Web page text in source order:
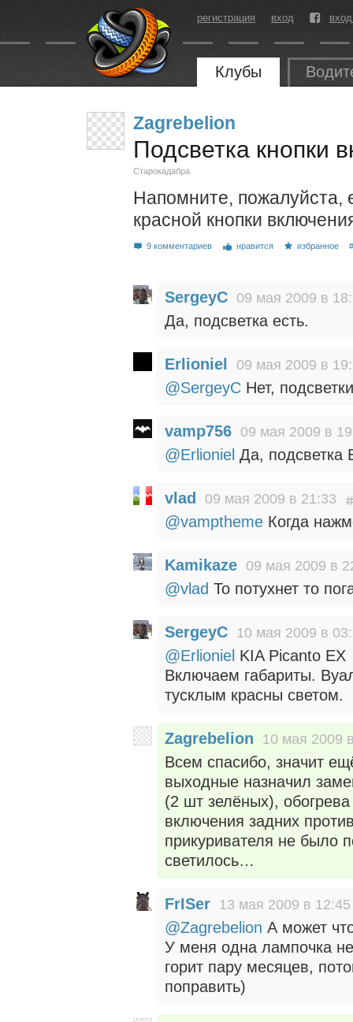
регистрация вход
Клубы
Zagrebelion
Подсветка кнопки
Старокадабра
Напомните, пожалуйста,
красной кнопки
9 комментариев нравится избранное
SergeyC 09 мая 2009 в
Да, подсветка есть.
Erlioniel 09 мая 2009 в
@SergeyC Нет,
vamp756 09 мая 2009 в
@Erlioniel Да, подсветка
vlad 09 мая 2009 в 21:33
@vamptheme Когда
Kamikaze 09 мая 2009 в
@vlad То потухнет то
SergeyC 10 мая 2009 в
@Erlioniel KIA Picanto EX
Включаем габариты.
тусклым красны светом.
Zagrebelion 10 мая 2009
Всем спасибо, значит
выходные назначил
(2 шт зелёных),
включения задних
прикуривателя не было
светилось…
FrISer 13 мая 2009 в 12:45
@Zagrebelion А может
У меня одна лампочка
горит пару месяцев,
поправить)